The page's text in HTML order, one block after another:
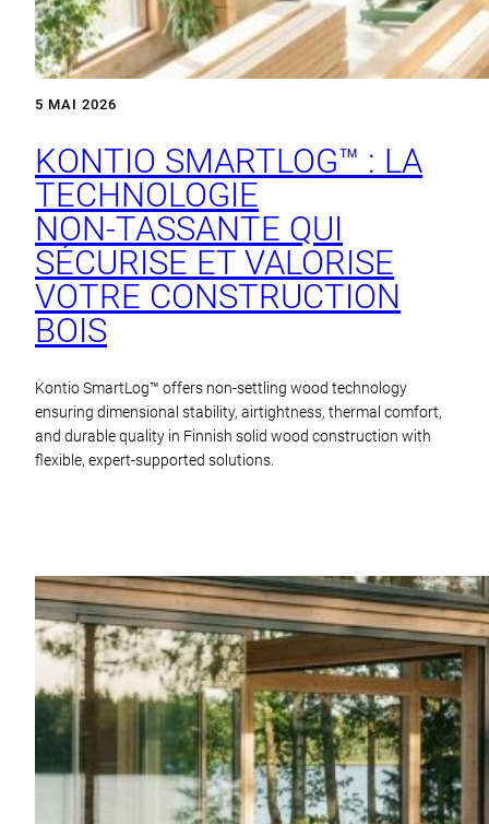
5 MAI 2026
KONTIO SMARTLOG™ : LA
TECHNOLOGIE
NON‑TASSANTE QUI
SÉCURISE ET VALORISE
VOTRE CONSTRUCTION
BOIS
Kontio SmartLog™ offers non-settling wood technology
ensuring dimensional stability, airtightness, thermal comfort,
and durable quality in Finnish solid wood construction with
flexible, expert-supported solutions.